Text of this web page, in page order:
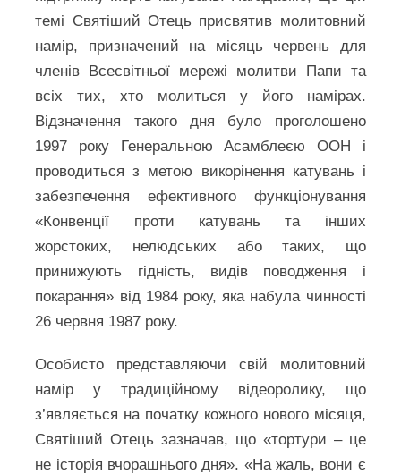
темі Святіший Отець присвятив молитовний
намір, призначений на місяць червень для
членів Всесвітньої мережі молитви Папи та
всіх тих, хто молиться у його намірах.
Відзначення такого дня було проголошено
1997 року Генеральною Асамблеєю ООН і
проводиться з метою викорінення катувань і
забезпечення ефективного функціонування
«Конвенції проти катувань та інших
жорстоких, нелюдських або таких, що
принижують гідність, видів поводження і
покарання» від 1984 року, яка набула чинності
26 червня 1987 року.
Особисто представляючи свій молитовний
намір у традиційному відеоролику, що
з’являється на початку кожного нового місяця,
Святіший Отець зазначав, що «тортури – це
не історія вчорашнього дня». «На жаль, вони є